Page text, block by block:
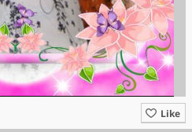
Like